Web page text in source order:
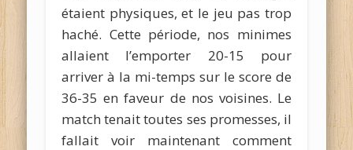
étaient physiques, et le jeu pas trop
haché. Cette période, nos minimes
allaient l’emporter 20-15 pour
arriver à la mi-temps sur le score de
36-35 en faveur de nos voisines. Le
match tenait toutes ses promesses, il
fallait voir maintenant comment